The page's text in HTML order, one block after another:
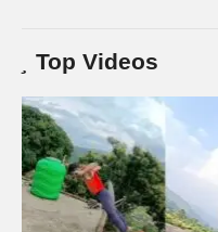
Top Videos